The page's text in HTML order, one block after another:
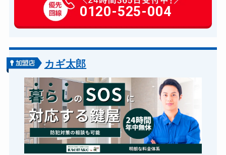
玄関カギ作成 14,300円～(税込)
玄関カギ交換 14,300円～(税込)
バイクカギ開け
バイクカギ作成 16,500円～(税込)
スーツケースカギ開け 8,800円～(税込)
金庫カギ開け 14,300円～(税込)
金庫カギ交換 別途お見積り
ロッカーカギ開け 8,800円～(税込)
0120-525-004
カギ太郎